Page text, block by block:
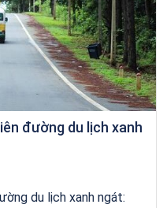
đường du lịch xanh
du lịch xanh ngát: